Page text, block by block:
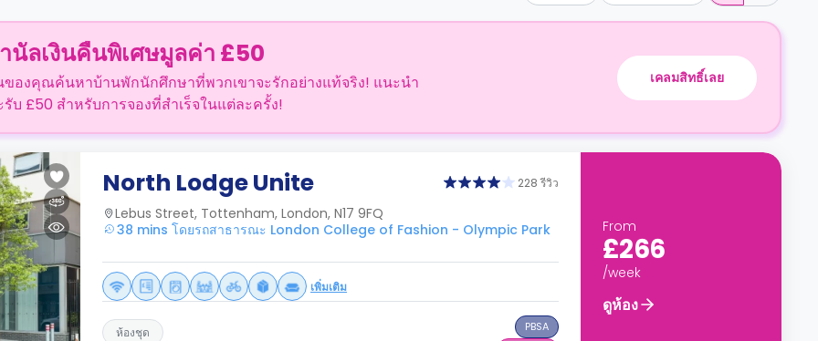
นัลเงินคืนพิเศษมูลค่า £50
ของคุณค้นหาบ้านพักนักศึกษาที่พวกเขาจะรักอย่างแท้จริง! แนะนำ
บ £50 สำหรับการจองที่สำเร็จในแต่ละครั้ง!
เคลมสิทธิ์เลย
North Lodge Unite 228 รีวิว
Lebus Street, Tottenham, London, N17 9FQ
38 mins โดยรถสาธารณะ London College of Fashion - Olympic Park
เพิ่มเติม
ห้องชุด
PBSA
From
£266
/week
ดูห้อง